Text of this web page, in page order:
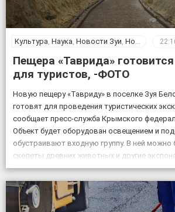
Культура, Наука, Новости Зуи, Новости Крыма
Пещера «Таврида»
для туристов, -ФОТО
Новую пещеру «Тавриду» в поселке Зуя
готовят для проведения туристических
сообщает пресс-служба Крымского
Объект будет оборудован освещением и
обустраивают входную группу. В ней можно
скелеты древних животных и другие
возле пещеры появится музей и
пресс-служба КФУ Дата открытия